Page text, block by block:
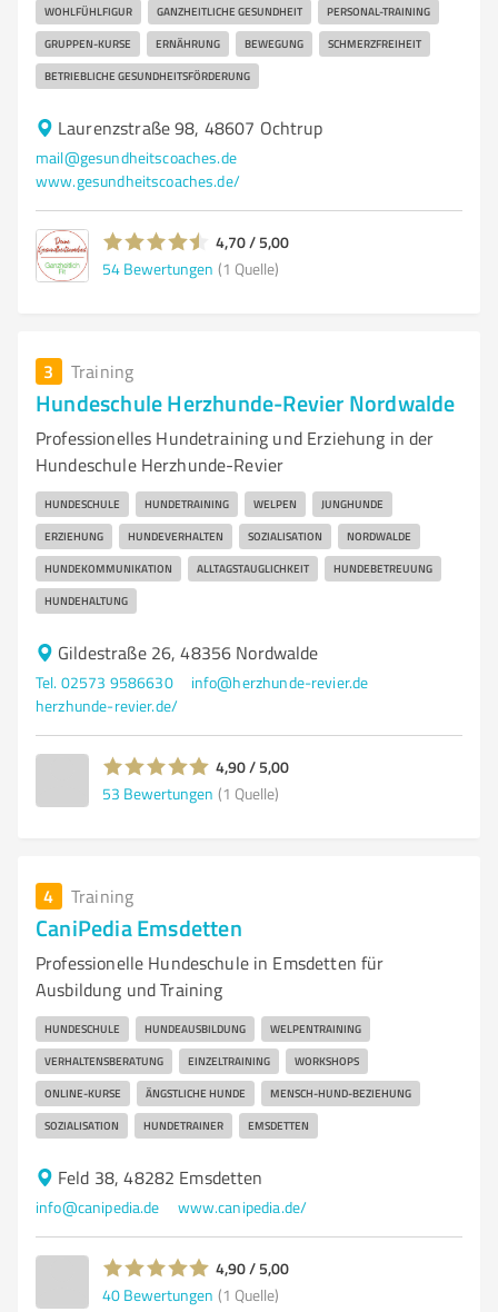
WOHLFÜHLFIGUR GANZHEITLICHE GESUNDHEIT PERSONAL-TRAINING
GRUPPEN-KURSE ERNÄHRUNG BEWEGUNG SCHMERZFREIHEIT
BETRIEBLICHE GESUNDHEITSFÖRDERUNG
Laurenzstraße 98, 48607 Ochtrup
mail@gesundheitscoaches.de
www.gesundheitscoaches.de/
4,70 / 5,00
54 Bewertungen (1 Quelle)
3 Training
Hundeschule Herzhunde-Revier Nordwalde
Professionelles Hundetraining und Erziehung in der
Hundeschule Herzhunde-Revier
HUNDESCHULE HUNDETRAINING WELPEN JUNGHUNDE
ERZIEHUNG HUNDEVERHALTEN SOZIALISATION NORDWALDE
HUNDEKOMMUNIKATION ALLTAGSTAUGLICHKEIT HUNDEBETREUUNG
HUNDEHALTUNG
Gildestraße 26, 48356 Nordwalde
Tel. 02573 9586630
info@herzhunde-revier.de
herzhunde-revier.de/
4,90 / 5,00
53 Bewertungen (1 Quelle)
4 Training
CaniPedia Emsdetten
Professionelle Hundeschule in Emsdetten für
Ausbildung und Training
HUNDESCHULE HUNDEAUSBILDUNG WELPENTRAINING
VERHALTENSBERATUNG EINZELTRAINING WORKSHOPS
ONLINE-KURSE ÄNGSTLICHE HUNDE MENSCH-HUND-BEZIEHUNG
SOZIALISATION HUNDETRAINER EMSDETTEN
Feld 38, 48282 Emsdetten
info@canipedia.de www.canipedia.de/
4,90 / 5,00
40 Bewertungen (1 Quelle)